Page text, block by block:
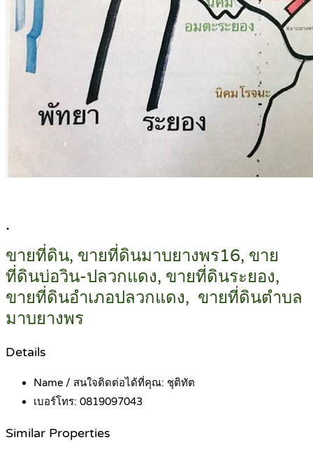
.
ขายที่ดิน, ขายที่ดินมาบยางพร16, ขาย
ที่ดินบ่อวิน-ปลวกแดง, ขายที่ดินระยอง,
ขายที่ดินอำเภอปลวกแดง, ขายที่ดินตำบล
มาบยางพร
Details
Name / สนใจติดต่อได้ที่คุณ: ชุติทัต
เบอร์โทร: 0819097043
Similar Properties